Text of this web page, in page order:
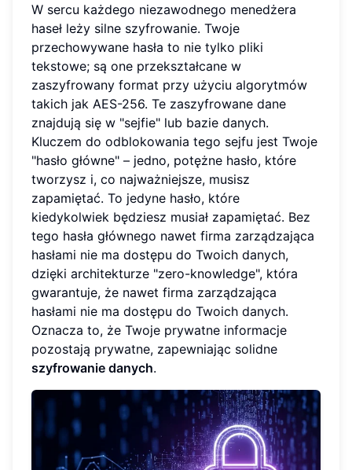
W sercu każdego niezawodnego menedżera
haseł leży silne szyfrowanie. Twoje
przechowywane hasła to nie tylko pliki
tekstowe; są one przekształcane w
zaszyfrowany format przy użyciu algorytmów
takich jak AES-256. Te zaszyfrowane dane
znajdują się w "sejfie" lub bazie danych.
Kluczem do odblokowania tego sejfu jest Twoje
"hasło główne" – jedno, potężne hasło, które
tworzysz i, co najważniejsze, musisz
zapamiętać. To jedyne hasło, które
kiedykolwiek będziesz musiał zapamiętać. Bez
tego hasła głównego nawet firma zarządzająca
hasłami nie ma dostępu do Twoich danych,
dzięki architekturze "zero-knowledge", która
gwarantuje, że nawet firma zarządzająca
hasłami nie ma dostępu do Twoich danych.
Oznacza to, że Twoje prywatne informacje
pozostają prywatne, zapewniając solidne
szyfrowanie danych.